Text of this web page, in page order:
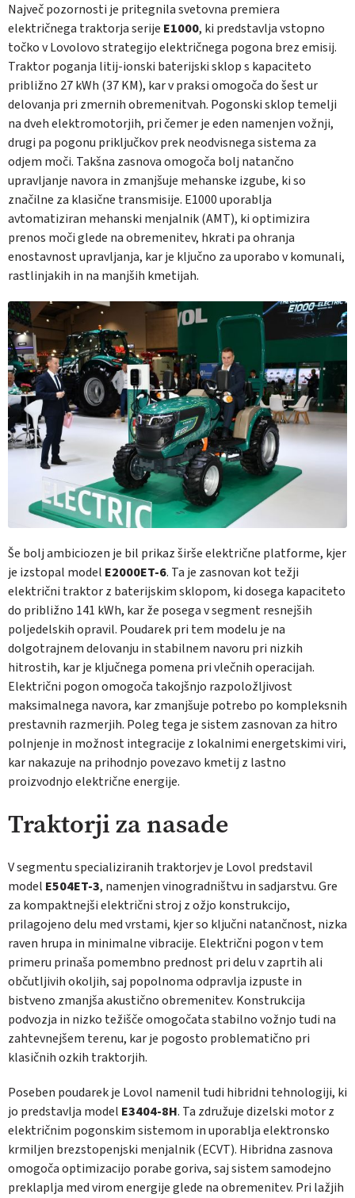
Največ pozornosti je pritegnila svetovna premiera
električnega traktorja serije E1000, ki predstavlja vstopno
točko v Lovolovo strategijo električnega pogona brez emisij.
Traktor poganja litij-ionski baterijski sklop s kapaciteto
približno 27 kWh (37 KM), kar v praksi omogoča do šest ur
delovanja pri zmernih obremenitvah. Pogonski sklop temelji
na dveh elektromotorjih, pri čemer je eden namenjen vožnji,
drugi pa pogonu priključkov prek neodvisnega sistema za
odjem moči. Takšna zasnova omogoča bolj natančno
upravljanje navora in zmanjšuje mehanske izgube, ki so
značilne za klasične transmisije. E1000 uporablja
avtomatiziran mehanski menjalnik (AMT), ki optimizira
prenos moči glede na obremenitev, hkrati pa ohranja
enostavnost upravljanja, kar je ključno za uporabo v komunali,
rastlinjakih in na manjših kmetijah.
Še bolj ambiciozen je bil prikaz širše električne platforme, kjer
je izstopal model E2000ET-6. Ta je zasnovan kot težji
električni traktor z baterijskim sklopom, ki dosega kapaciteto
do približno 141 kWh, kar že posega v segment resnejših
poljedelskih opravil. Poudarek pri tem modelu je na
dolgotrajnem delovanju in stabilnem navoru pri nizkih
hitrostih, kar je ključnega pomena pri vlečnih operacijah.
Električni pogon omogoča takojšnjo razpoložljivost
maksimalnega navora, kar zmanjšuje potrebo po kompleksnih
prestavnih razmerjih. Poleg tega je sistem zasnovan za hitro
polnjenje in možnost integracije z lokalnimi energetskimi viri,
kar nakazuje na prihodnjo povezavo kmetij z lastno
proizvodnjo električne energije.
Traktorji za nasade
V segmentu specializiranih traktorjev je Lovol predstavil
model E504ET-3, namenjen vinogradništvu in sadjarstvu. Gre
za kompaktnejši električni stroj z ožjo konstrukcijo,
prilagojeno delu med vrstami, kjer so ključni natančnost, nizka
raven hrupa in minimalne vibracije. Električni pogon v tem
primeru prinaša pomembno prednost pri delu v zaprtih ali
občutljivih okoljih, saj popolnoma odpravlja izpuste in
bistveno zmanjša akustično obremenitev. Konstrukcija
podvozja in nizko težišče omogočata stabilno vožnjo tudi na
zahtevnejšem terenu, kar je pogosto problematično pri
klasičnih ozkih traktorjih.
Poseben poudarek je Lovol namenil tudi hibridni tehnologiji, ki
jo predstavlja model E3404-8H. Ta združuje dizelski motor z
električnim pogonskim sistemom in uporablja elektronsko
krmiljen brezstopenjski menjalnik (ECVT). Hibridna zasnova
omogoča optimizacijo porabe goriva, saj sistem samodejno
preklaplja med virom energije glede na obremenitev. Pri lažjih